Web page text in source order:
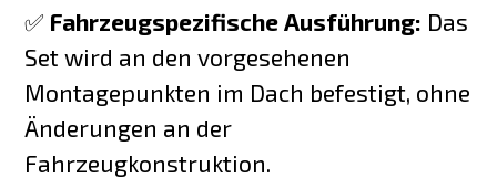
✅ Fahrzeugspezifische Ausführung: Das
Set wird an den vorgesehenen
Montagepunkten im Dach befestigt, ohne
Änderungen an der
Fahrzeugkonstruktion.